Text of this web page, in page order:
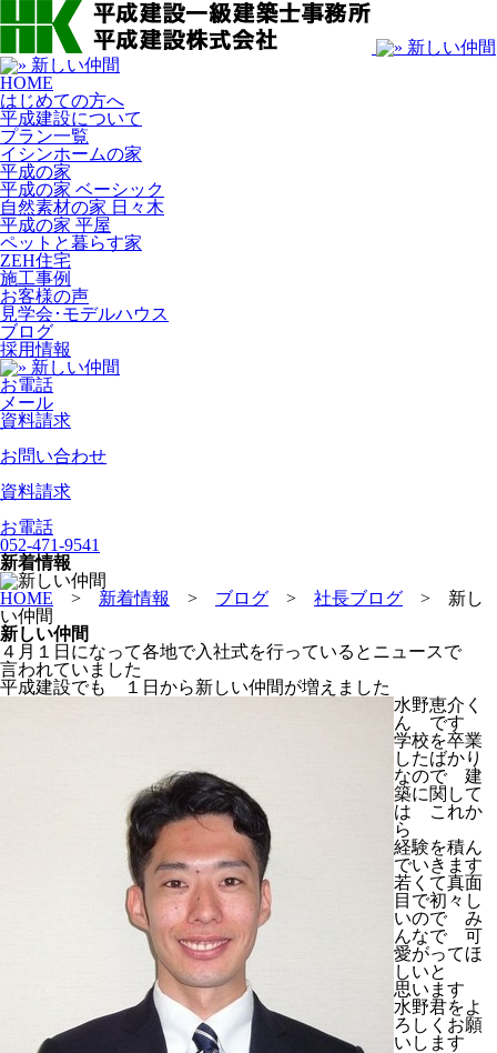
HOME
はじめての方へ
平成建設について
プラン一覧
イシンホームの家
平成の家
平成の家 ベーシック
自然素材の家 日々木
平成の家 平屋
ペットと暮らす家
ZEH住宅
施工事例
お客様の声
見学会･モデルハウス
ブログ
採用情報
お電話
メール
資料請求
お問い合わせ
資料請求
お電話
052-471-9541
新着情報
HOME > 新着情報 > ブログ > 社長ブログ > 新し
い仲間
新しい仲間
４月１日になって各地で入社式を行っているとニュースで
言われていました
平成建設でも １日から新しい仲間が増えました
水野恵介く
ん です
学校を卒業
したばかり
なので 建
築に関して
は これか
ら
経験を積ん
でいきます
若くて真面
目で初々し
いので み
んなで 可
愛がってほ
しいと
思います
水野君をよ
ろしくお願
いします